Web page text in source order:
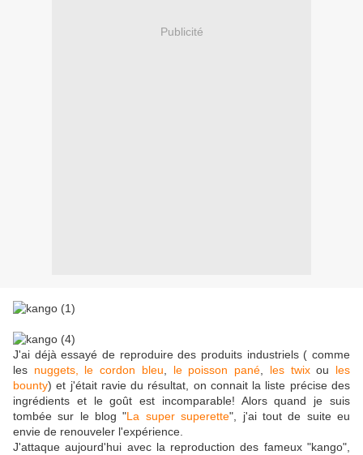
Publicité
J'ai déjà essayé de reproduire des produits industriels ( comme
les nuggets, le cordon bleu le poisson pané les twixou les
bounty) et j'était ravie du résultat, on connait la liste précise des
ingrédients et le goût est incomparable! Alors quand je suis
tombée sur le blog "La super superette", j'ai tout de suite eu
envie de renouveler l'expérience.
J'attaque aujourd'hui avec la reproduction des fameux "kango",